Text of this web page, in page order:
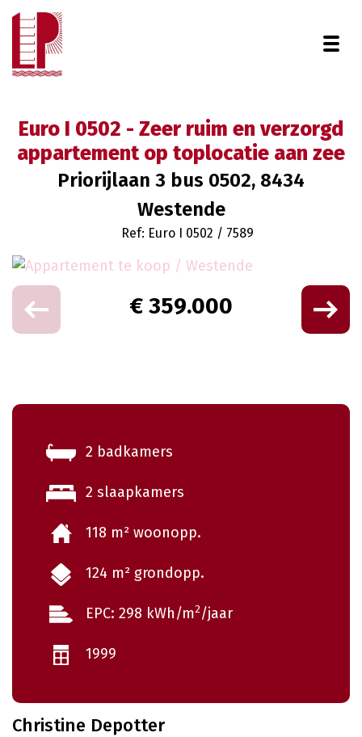
Euro I 0502 - Zeer ruim en verzorgd
appartement op toplocatie aan zee
Priorijlaan 3 bus 0502, 8434
Westende
Ref: Euro I 0502 / 7589
€ 359.000
2 badkamers
2 slaapkamers
118 m² woonopp.
124 m² grondopp.
EPC: 298 kWh/m2/jaar
1999
Christine Depotter